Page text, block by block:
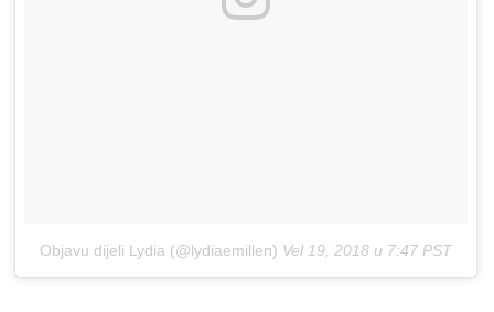
Objavu dijeli Lydia (@lydiaemillen) Vel 19, 2018 u 7:47 PST